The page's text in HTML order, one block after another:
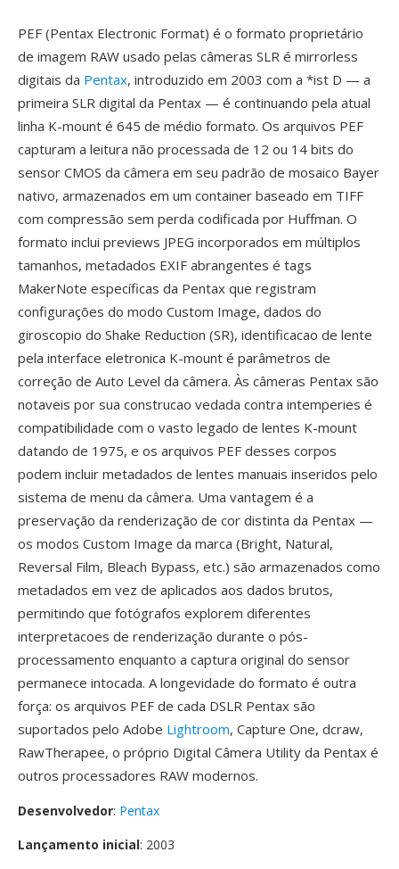
PEF (Pentax Electronic Format) é o formato proprietário
de imagem RAW usado pelas câmeras SLR é mirrorless
digitais da Pentax, introduzido em 2003 com a *ist D — a
primeira SLR digital da Pentax — é continuando pela atual
linha K-mount é 645 de médio formato. Os arquivos PEF
capturam a leitura não processada de 12 ou 14 bits do
sensor CMOS da câmera em seu padrão de mosaico Bayer
nativo, armazenados em um container baseado em TIFF
com compressão sem perda codificada por Huffman. O
formato inclui previews JPEG incorporados em múltiplos
tamanhos, metadados EXIF abrangentes é tags
MakerNote específicas da Pentax que registram
configurações do modo Custom Image, dados do
giroscopio do Shake Reduction (SR), identificacao de lente
pela interface eletronica K-mount é parâmetros de
correção de Auto Level da câmera. Às câmeras Pentax são
notaveis por sua construcao vedada contra intemperies é
compatibilidade com o vasto legado de lentes K-mount
datando de 1975, e os arquivos PEF desses corpos
podem incluir metadados de lentes manuais inseridos pelo
sistema de menu da câmera. Uma vantagem é a
preservação da renderização de cor distinta da Pentax —
os modos Custom Image da marca (Bright, Natural,
Reversal Film, Bleach Bypass, etc.) são armazenados como
metadados em vez de aplicados aos dados brutos,
permitindo que fotógrafos explorem diferentes
interpretacoes de renderização durante o pós-
processamento enquanto a captura original do sensor
permanece intocada. A longevidade do formato é outra
força: os arquivos PEF de cada DSLR Pentax são
suportados pelo Adobe Lightroom, Capture One, dcraw,
RawTherapee, o próprio Digital Câmera Utility da Pentax é
outros processadores RAW modernos.
Desenvolvedor: Pentax
Lançamento inicial: 2003